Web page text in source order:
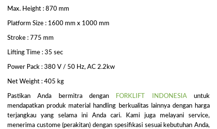
Max. Height : 870 mm
Platform Size : 1600 mm x 1000 mm
Stroke : 775 mm
Lifting Time : 35 sec
Power Pack : 380 V / 50 Hz, AC 2.2kw
Net Weight : 405 kg
Pastikan Anda bermitra dengan FORKLIFT INDONESIAuntuk
mendapatkan produk material handling berkualitas lainnya dengan harga
terjangkau yang selama ini Anda cari. Kami juga melayani service,
menerima custome (perakitan) dengan spesifikasi sesuai kebutuhan Anda,